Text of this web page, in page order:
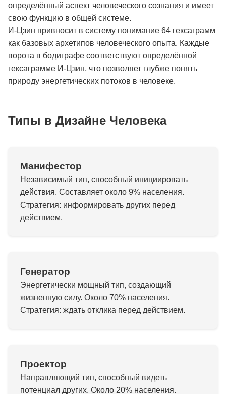
определённый аспект человеческого сознания и имеет
свою функцию в общей системе.
И-Цзин привносит в систему понимание 64 гексаграмм
как базовых архетипов человеческого опыта. Каждые
ворота в бодиграфе соответствуют определённой
гексаграмме И-Цзин, что позволяет глубже понять
природу энергетических потоков в человеке.
Типы в Дизайне Человека
Манифестор
Независимый тип, способный инициировать
действия. Составляет около 9% населения.
Стратегия: информировать других перед
действием.
Генератор
Энергетически мощный тип, создающий
жизненную силу. Около 70% населения.
Стратегия: ждать отклика перед действием.
Проектор
Направляющий тип, способный видеть
потенциал других. Около 20% населения.